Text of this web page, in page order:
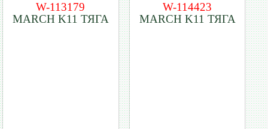
W-113179
MARCH K11 ТЯГА
W-114423
MARCH K11 ТЯГА